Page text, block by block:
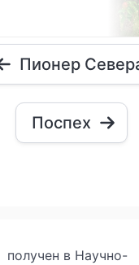
Пионер
Поспех
получен в Научно-